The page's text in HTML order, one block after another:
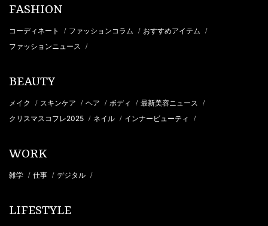
FASHION
コーディネート / ファッションコラム / おすすめアイテム /
ファッションニュース /
BEAUTY
メイク / スキンケア / ヘア / ボディ / 最新美容ニュース /
クリスマスコフレ2025 / ネイル / インナービューティ /
WORK
雑学 / 仕事 / デジタル /
LIFESTYLE